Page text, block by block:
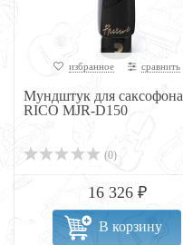
избранное сравнить
Мундштук для саксофона
RICO MJR-D150
(0)
16 326 ₽
В корзину